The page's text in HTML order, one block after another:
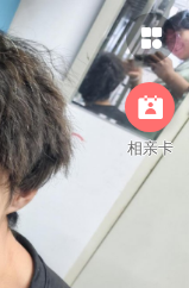


相亲卡